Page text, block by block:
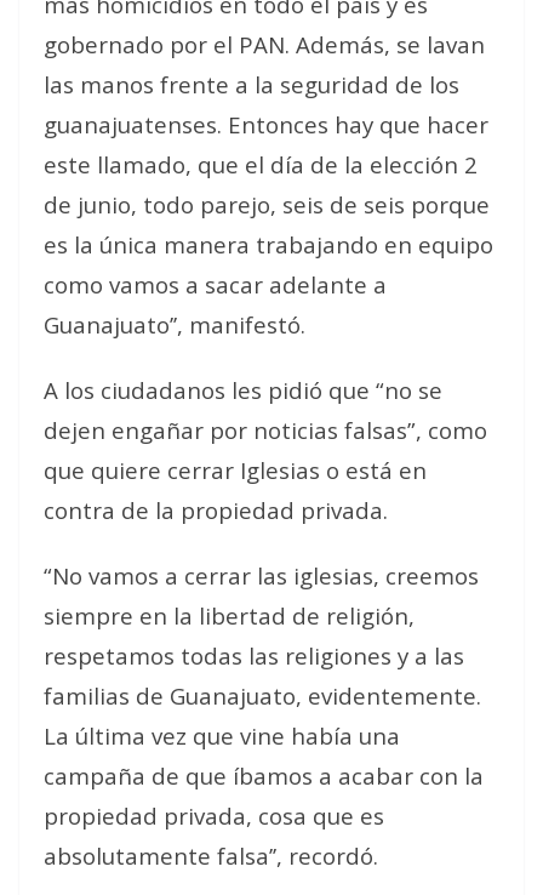
gobernado por el PAN. Además, se lavan
las manos frente a la seguridad de los
guanajuatenses. Entonces hay que hacer
este llamado, que el día de la elección 2
de junio, todo parejo, seis de seis porque
es la única manera trabajando en equipo
como vamos a sacar adelante a
Guanajuato’’, manifestó.
A los ciudadanos les pidió que “no se
dejen engañar por noticias falsas”, como
que quiere cerrar Iglesias o está en
contra de la propiedad privada.
“No vamos a cerrar las iglesias, creemos
siempre en la libertad de religión,
respetamos todas las religiones y a las
familias de Guanajuato, evidentemente.
La última vez que vine había una
campaña de que íbamos a acabar con la
propiedad privada, cosa que es
absolutamente falsa’’, recordó.